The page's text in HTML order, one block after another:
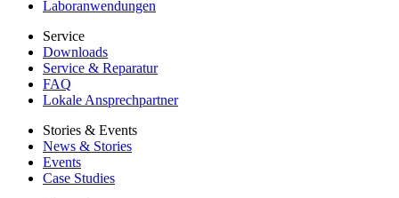
Laboranwendungen
Service
Downloads
Service & Reparatur
FAQ
Lokale Ansprechpartner
Stories & Events
News & Stories
Events
Case Studies